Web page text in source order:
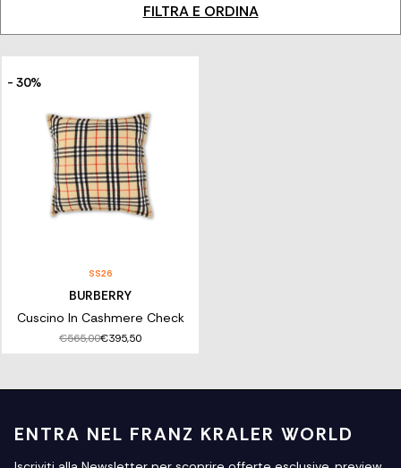
tuo look. Impreziositi dal motivo a quadri Burberry Check e dal
monogramma Thomas Burberry, il design degli accessori
FILTRA E ORDINA
- 30%
SS26
BURBERRY
Cuscino In Cashmere Check
€565,00€395,50
ENTRA NEL FRANZ KRALER WORLD